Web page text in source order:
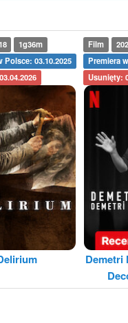
1g36m
Polsce: 03.10.2025
Film
Premiera
Usunięty:
Demetri